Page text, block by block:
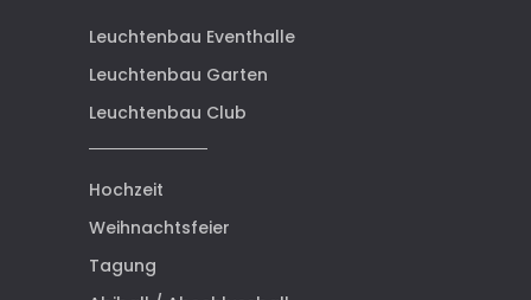
Leuchtenbau Eventhalle
Leuchtenbau Garten
Leuchtenbau Club
Hochzeit
Weihnachtsfeier
Tagung